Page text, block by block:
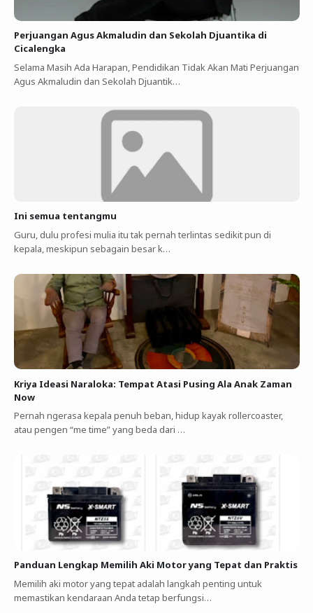
Perjuangan Agus Akmaludin dan Sekolah Djuantika di
Cicalengka
Selama Masih Ada Harapan, Pendidikan Tidak Akan Mati Perjuangan
Agus Akmaludin dan Sekolah Djuantik…
Ini semua tentangmu
Guru, dulu profesi mulia itu tak pernah terlintas sedikit pun di
kepala, meskipun sebagain besar k…
Kriya Ideasi Naraloka: Tempat Atasi Pusing Ala Anak Zaman
Now
Pernah ngerasa kepala penuh beban, hidup kayak rollercoaster,
atau pengen “me time” yang beda dari …
Panduan Lengkap Memilih Aki Motor yang Tepat dan Praktis
Memilih aki motor yang tepat adalah langkah penting untuk
memastikan kendaraan Anda tetap berfungsi…